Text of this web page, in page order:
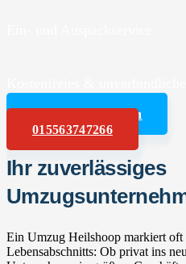
Angebot anfordern
015563747266
Ihr zuverlässiges
Ein Umzug Heilshoop markiert oft
Lebensabschnitts: Ob privat ins